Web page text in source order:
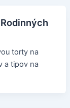
torty na
a tipov na